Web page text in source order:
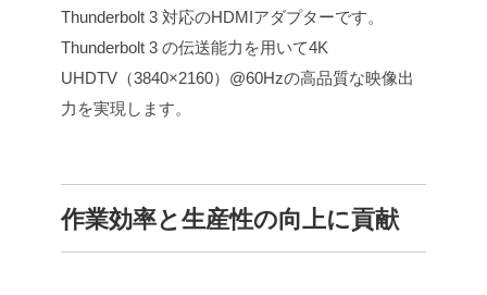
Thunderbolt 3 対応のHDMIアダプターです。
Thunderbolt 3 の伝送能力を用いて4K
UHDTV（3840×2160）@60Hzの高品質な映像出
力を実現します。
作業効率と生産性の向上に貢献